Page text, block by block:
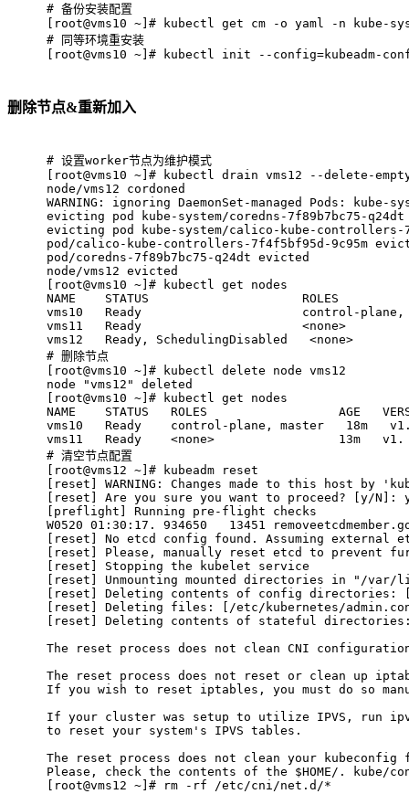
# 备份安装配置
[root@vms10 ~]# kubectl get cm -o yaml -n kube-
#
同等环境重安装
[root@vms10 ~]# kubectl init --config=kubeadm-
删除节点&重新加入
# 设置worker节点为维护模式
[root@vms10 ~]# kubectl drain vms12 --delete-
node/vms12 cordoned
WARNING: ignoring DaemonSet-managed Pods:
evicting pod kube-system/coredns-7f89b7bc75-q24dt
evicting pod kube-system/calico-kube-controllers-
pod/calico-kube-controllers-7f4f5bf95d-9c95m
pod/coredns-7f89b7bc75-q24dt evicted
node/vms12 evicted
[root@vms10 ~]# kubectl get nodes
NAME    STATUS                     ROLES
vms10   Ready                      control-plane,
vms11   Ready                      <none>
vms12   Ready, SchedulingDisabled   <none>
# 删除节点
[root@vms10 ~]# kubectl delete node vms12
node "vms12" deleted
[root@vms10 ~]# kubectl get nodes
NAME    STATUS   ROLES                  AGE
vms10   Ready    control-plane, master   18m
vms11   Ready    <none>                 13m   v1.
# 清空节点配置
[root@vms12 ~]# kubeadm reset
[reset] WARNING: Changes made to this host
[reset] Are you sure you want to proceed? [y/N]:
[preflight] Running pre-flight checks
W0520 01:30:17. 934650   13451
[reset] No etcd config found. Assuming external
[reset] Please, manually reset etcd to prevent
[reset] Stopping the kubelet service
[reset] Unmounting mounted directories in "/var/
[reset] Deleting contents of config directories:
[reset] Deleting files: [/etc/kubernetes/
[reset] Deleting contents of stateful
The reset process does not clean CNI
The reset process does not reset or clean up
If you wish to reset iptables, you must do so
If your cluster was setup to utilize IPVS, run
to reset your system's IPVS tables.
The reset process does not clean your kubeconfig
Please, check the contents of the $HOME/. kube/
[root@vms12 ~]# rm -rf /etc/cni/net.d/*